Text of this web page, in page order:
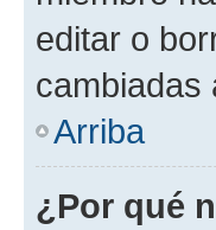
editar o
cambiadas
Arriba
¿Por qué